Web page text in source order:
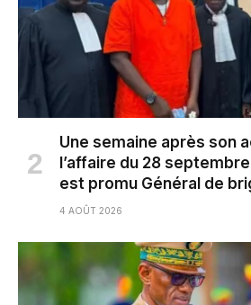
Une semaine après son
l’affaire du 28
est promu Général de
4 AOÛT 2026